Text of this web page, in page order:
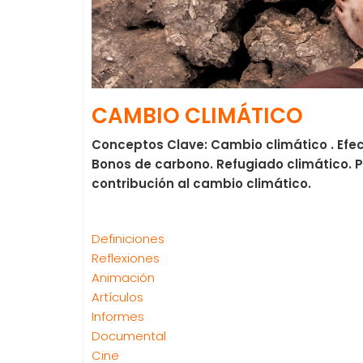
CAMBIO CLIMÁTICO
Conceptos Clave: Cambio climático .
Bonos de carbono. Refugiado climático.
contribución al cambio climático.
Definiciones
Reflexiones
Animación
Artículos
Informes
Documental
Cine